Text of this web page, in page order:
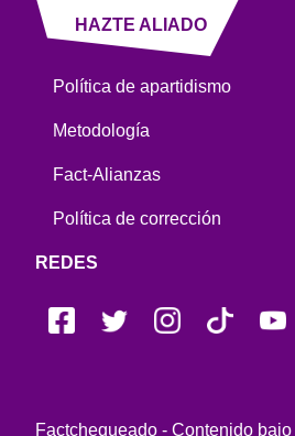
HAZTE ALIADO
Política de apartidismo
Metodología
Fact-Alianzas
Política de corrección
REDES
Factchequeado - Contenido